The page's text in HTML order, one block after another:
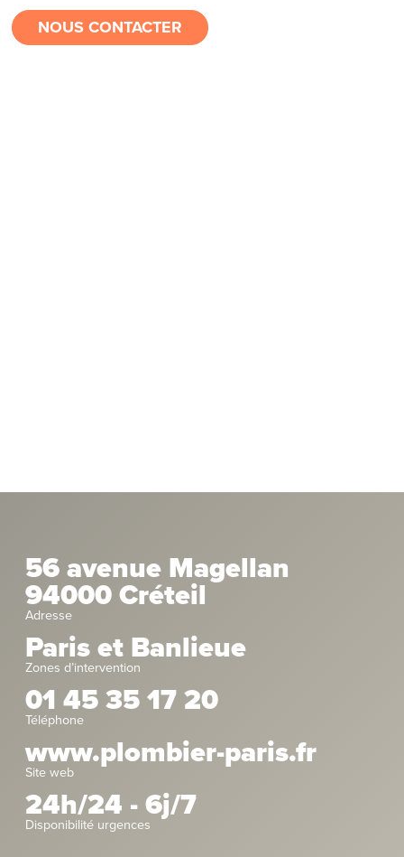
NOUS CONTACTER
56 avenue Magellan
94000 Créteil
Adresse
Paris et Banlieue
Zones d’intervention
01 45 35 17 20
Téléphone
www.plombier-paris.fr
Site web
24h/24 - 6j/7
Disponibilité urgences